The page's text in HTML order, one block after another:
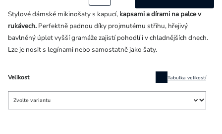
Velikost Tabulka velikostí
Stylové dámské mikinošaty s kapucí, kapsami a dírami na palce v
rukávech. Perfektně padnou díky projmutému střihu, hřejivý
bavlněný úplet vyšší gramáže zajistí pohodlí i v chladnějších dnech.
Lze je nosit s legínami nebo samostatně jako šaty.